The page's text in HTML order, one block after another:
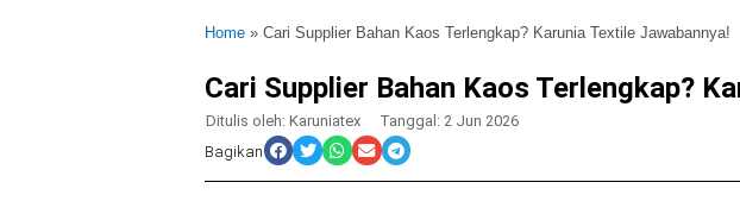
Home » Cari Supplier Bahan Kaos Terlengkap? Karunia Textile Jawabannya!
Cari Supplier Bahan Kaos Terlengkap?
Ditulis oleh: Karuniatex Tanggal: 2 Jun 2026
Bagikan